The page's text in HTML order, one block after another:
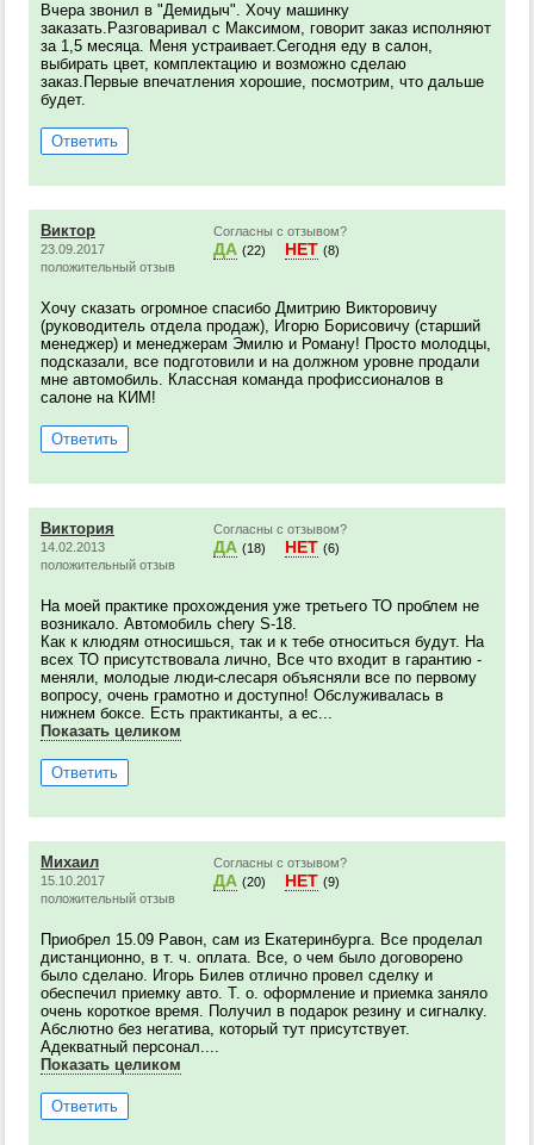
Вчера звонил в "Демидыч". Хочу машинку
заказать.Разговаривал с Максимом, говорит заказ исполняют
за 1,5 месяца. Меня устраивает.Сегодня еду в салон,
выбирать цвет, комплектацию и возможно сделаю
заказ.Первые впечатления хорошие, посмотрим, что дальше
будет.
Ответить
Виктор
23.09.2017
положительный отзыв
Согласны с отзывом?
ДА (22) НЕТ (8)
Хочу сказать огромное спасибо Дмитрию Викторовичу
(руководитель отдела продаж), Игорю Борисовичу (старший
менеджер) и менеджерам Эмилю и Роману! Просто молодцы,
подсказали, все подготовили и на должном уровне продали
мне автомобиль. Классная команда профиссионалов в
салоне на КИМ!
Ответить
Виктория
14.02.2013
положительный отзыв
Согласны с отзывом?
ДА (18) НЕТ (6)
На моей практике прохождения уже третьего ТО проблем не
возникало. Автомобиль chery S-18.
Как к клюдям относишься, так и к тебе относиться будут. На
всех ТО присутствовала лично, Все что входит в гарантию -
меняли, молодые люди-слесаря объясняли все по первому
вопросу, очень грамотно и доступно! Обслуживалась в
нижнем боксе. Есть практиканты, а ес...
Показать целиком
Ответить
Михаил
15.10.2017
положительный отзыв
Согласны с отзывом?
ДА (20) НЕТ (9)
Приобрел 15.09 Равон, сам из Екатеринбурга. Все проделал
дистанционно, в т. ч. оплата. Все, о чем было договорено
было сделано. Игорь Билев отлично провел сделку и
обеспечил приемку авто. Т. о. оформление и приемка заняло
очень короткое время. Получил в подарок резину и сигналку.
Абслютно без негатива, который тут присутствует.
Адекватный персонал....
Показать целиком
Ответить